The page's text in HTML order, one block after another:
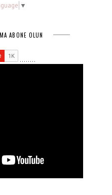
▼
ABONE OLUN
........